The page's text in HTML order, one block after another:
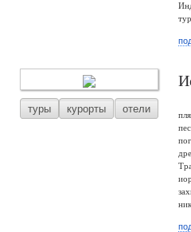
туры курорты отели